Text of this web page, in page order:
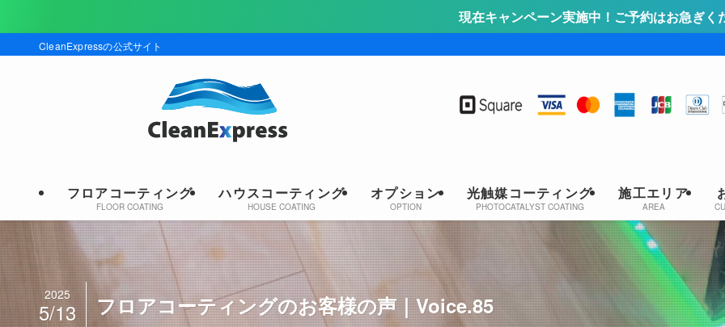
現在キャンペーン実施中！ご予約はお急ぎください！詳しくはこち
CleanExpressの公式サイト
フロアコーティング
FLOOR COATING
ハウスコーティング
HOUSE COATING
オプション
OPTION
光触媒コーティング
PHOTOCATALYST COATING
施工エリア
AREA
フロアコーティングのお客様の声｜Voice.85
2025
5/13